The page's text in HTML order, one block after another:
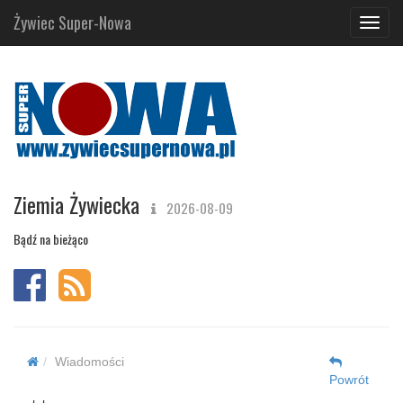
Żywiec Super-Nowa
Ziemia Żywiecka 2026-08-09
Bądź na bieżąco
Wiadomości
Powrót